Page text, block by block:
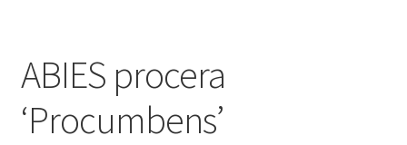
ABIES procera
‘Procumbens’